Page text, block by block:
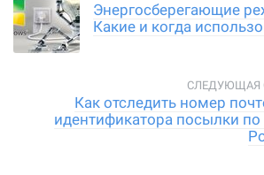
Энергосберегающие
Какие и когда
Как отследить номер
идентификатора посылки по